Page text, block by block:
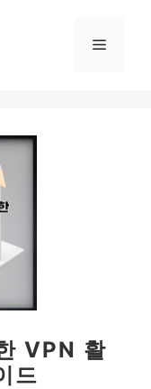
메
VPN 활
드